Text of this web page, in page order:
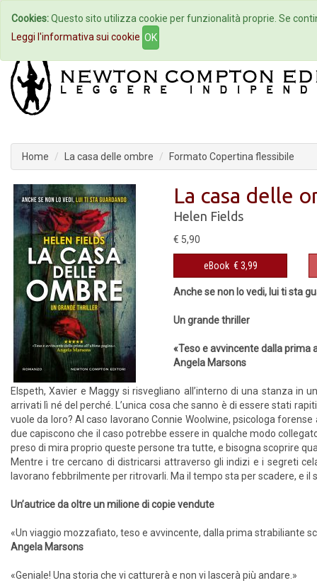
Home Autori Eventi
Home La casa delle ombre Formato Copertina flessibile
La casa delle
Helen Fields
€ 5,90
eBook € 3,99
Anche se non lo vedi, lui ti sta
Un grande thriller
«Teso e avvincente dalla prima
Angela Marsons
Elspeth, Xavier e Maggy si risvegliano all’interno di una stanza in
arrivati lì né del perché. L’unica cosa che sanno è di essere stati
vuole da loro? Al caso lavorano Connie Woolwine, psicologa
due capiscono che il caso potrebbe essere in qualche modo
preso di mira proprio queste persone tra tutte, e bisogna scoprire
Mentre i tre cercano di districarsi attraverso gli indizi e i segreti
lavorano febbrilmente per ritrovarli. Ma il tempo sta per scadere, e il
Un’autrice da oltre un milione di copie vendute
«Un viaggio mozzafiato, teso e avvincente, dalla prima strabiliante
Angela Marsons
«Geniale! Una storia che vi catturerà e non vi lascerà più andare.»
Cookies:Questo sito utilizza cookie per funzionalità proprie. Se
Leggi l'informativa sui cookie OK